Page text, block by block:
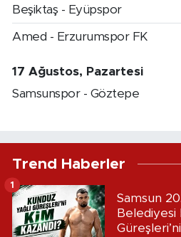
Beşiktaş - Eyüpspor
Amed - Erzurumspor FK
17 Ağustos, Pazartesi
Samsunspor - Göztepe
Trend Haberler
Samsun
Belediyesi
1